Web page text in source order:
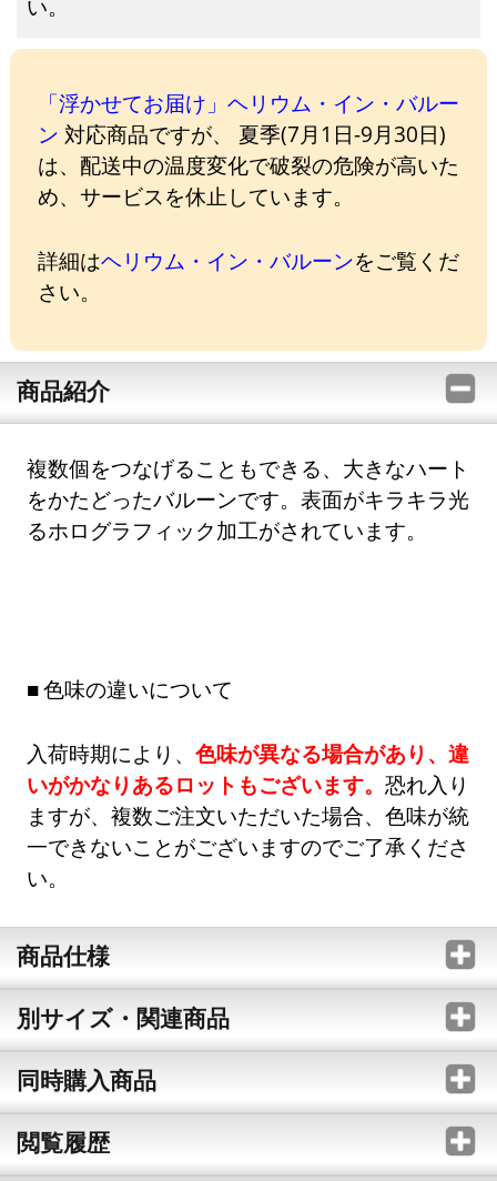
い。
「浮かせてお届け」ヘリウム・イン・バルー
ン 対応商品ですが、 夏季(7月1日-9月30日)
は、配送中の温度変化で破裂の危険が高いた
め、サービスを休止しています。
詳細はヘリウム・イン・バルーンをご覧くだ
さい。
商品紹介
複数個をつなげることもできる、大きなハート
をかたどったバルーンです。表面がキラキラ光
るホログラフィック加工がされています。
色味の違いについて
入荷時期により、色味が異なる場合があり、違
いがかなりあるロットもございます。恐れ入り
ますが、複数ご注文いただいた場合、色味が統
一できないことがございますのでご了承くださ
い。
商品仕様
別サイズ・関連商品
同時購入商品
閲覧履歴